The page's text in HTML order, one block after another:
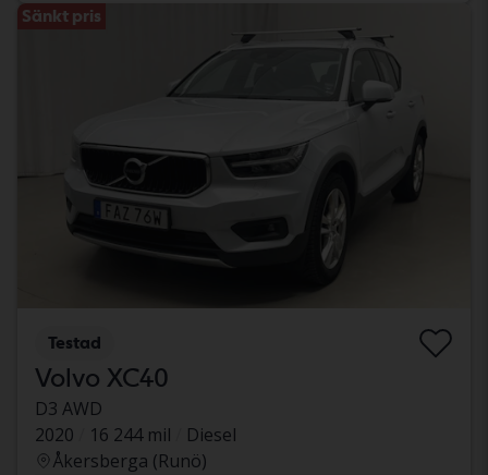
Sänkt pris
Testad
Volvo XC40
D3 AWD
2020
16 244 mil
Diesel
Åkersberga (Runö)